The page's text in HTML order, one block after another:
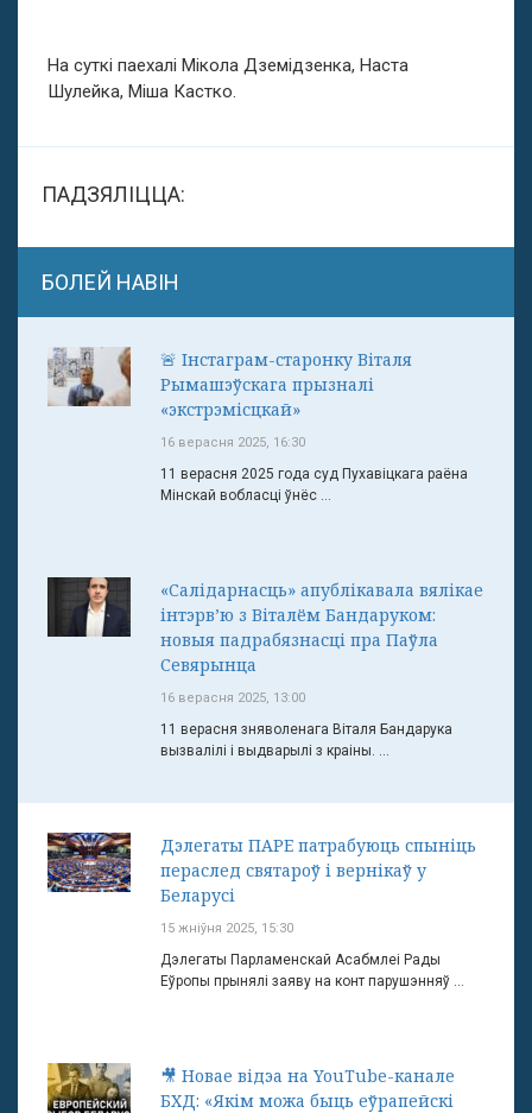
На суткі паехалі Мікола Дземідзенка, Наста
Шулейка, Міша Кастко.
ПАДЗЯЛІЦЦА:
БОЛЕЙ НАВІН
🚨 Інстаграм-старонку Віталя
Рымашэўскага прызналі
«экстрэмісцкай»
16 верасня 2025, 16:30
11 верасня 2025 года суд Пухавіцкага раёна
Мінскай вобласці ўнёс ...
«Салідарнасць» апублікавала вялікае
інтэрв’ю з Віталём Бандаруком:
новыя падрабязнасці пра Паўла
Севярынца
16 верасня 2025, 13:00
11 верасня зняволенага Віталя Бандарука
вызвалілі і выдварылі з краіны. ...
Дэлегаты ПАРЕ патрабуюць спыніць
пераслед святароў і вернікаў у
Беларусі
15 жніўня 2025, 15:30
Дэлегаты Парламенскай Асабмлеі Рады
Еўропы прынялі заяву на конт парушэнняў ...
🎥 Новае відэа на YouTube-канале
БХД: «Якім можа быць еўрапейскі